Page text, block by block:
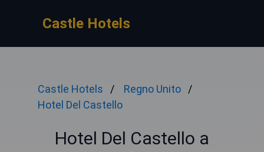
Castle Hotels
Castle Hotels
Regno Unito
Hotel Del Castello
Hotel Del Castello a